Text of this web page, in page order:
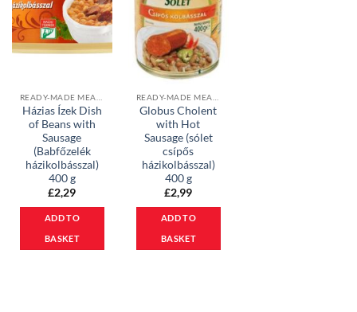
Házias Ízek Dish
of Beans with
Sausage
(Babfőzelék
házikolbásszal)
400 g
£2,29
ADD TO
BASKET
Globus Cholent
with Hot
Sausage (sólet
csípős
házikolbásszal)
400 g
£2,99
ADD TO
BASKET